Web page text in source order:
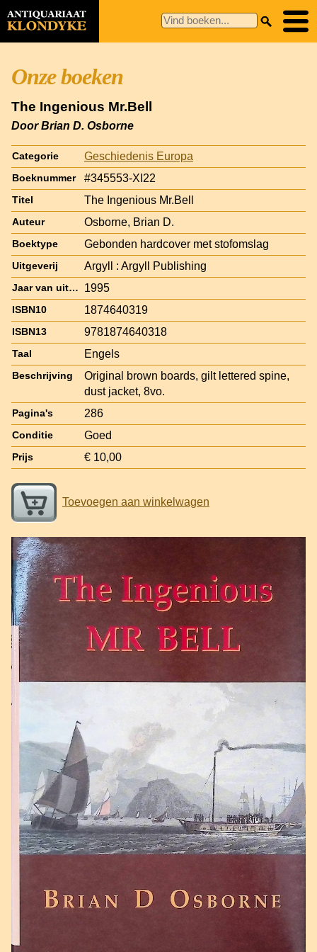
Onze boeken
The Ingenious Mr.Bell
Door Brian D. Osborne
Categorie Geschiedenis Europa
Boeknummer #345553-XI22
Titel The Ingenious Mr.Bell
Auteur Osborne, Brian D.
Boektype Gebonden hardcover met stofomslag
Uitgeverij Argyll : Argyll Publishing
Jaar van uitgave 1995
ISBN10 1874640319
ISBN13 9781874640318
Taal Engels
Beschrijving
Original brown boards, gilt lettered spine,
dust jacket, 8vo.
Pagina's 286
Conditie Goed
Prijs € 10,00
Toevoegen aan winkelwagen